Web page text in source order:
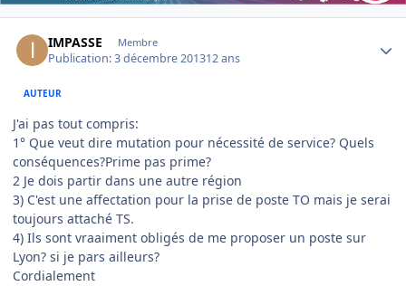
IMPASSE Membre
Publication:3 décembre 201312 ans
AUTEUR
J'ai pas tout compris:
1° Que veut dire mutation pour nécessité de service? Quels
conséquences?Prime pas prime?
2 Je dois partir dans une autre région
3) C'est une affectation pour la prise de poste TO mais je serai
toujours attaché TS.
4) Ils sont vraaiment obligés de me proposer un poste sur
Lyon? si je pars ailleurs?
Cordialement